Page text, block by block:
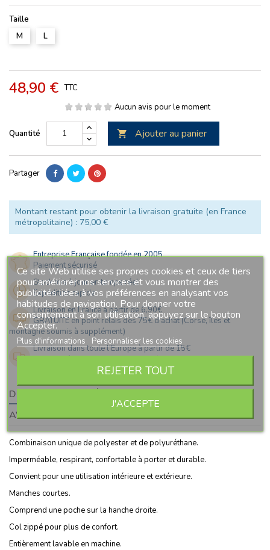
Taille
M
L
48,90 € TTC
Aucun avis pour le moment
Quantité  Ajouter au panier
Partager
Montant restant pour obtenir la livraison gratuite (en France
métropolitaine) : 75,00 €
Entreprise Française fondée en 2005
Paiement sécurisé
Stock mis à jour en temps réel
Expédition rapide
Livraison en France à partir de 6,90€
GRATUITE en point relais dès 75€ d'achat (Corse, îles et
montagne soumis à supplément)
Livraison dans toute l'Europe à partir de 15€
Plus de détails sur notre page "tarifs de livraisons"
DESCRIPTION
AVIS CLIENTS
Combinaison unique de polyester et de polyuréthane.
Imperméable, respirant, confortable à porter et durable.
Convient pour une utilisation intérieure et extérieure.
Manches courtes.
Comprend une poche sur la hanche droite.
Col zippé pour plus de confort.
Entièrement lavable en machine.
Ce site Web utilise ses propres cookies et ceux de tiers
pour améliorer nos services et vous montrer des
publicités liées à vos préférences en analysant vos
habitudes de navigation. Pour donner votre
consentement à son utilisation, appuyez sur le bouton
Accepter.
Plus d'informations Personnaliser les cookies
REJETER TOUT
J'ACCEPTE